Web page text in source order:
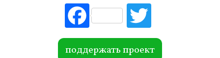
Fac
ebo
ok r
поддержать проект